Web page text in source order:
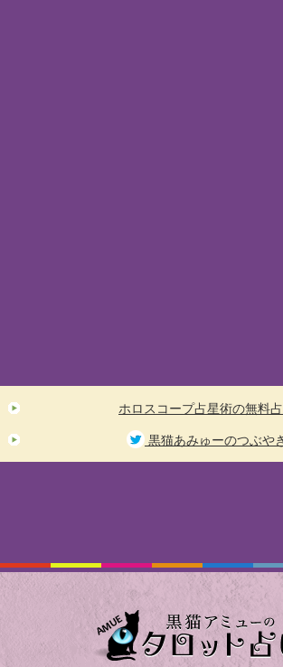
ホロスコープ占星術の無料
黒猫あみゅーのつぶや